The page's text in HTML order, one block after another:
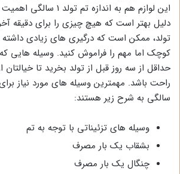
این لوازم هم به اندازه تم
دلیل بهتر است که هیچ چیزی را برای دقیقه آخر
تولد، ممکن است که درگیری های زیادی داشته
کوچک اما مهم را فراموش کنید. وسیله هایی
حداقل از سه روز قبل از تولد بخرید تا
راحت باشد. مهمترین وسیله های مورد نیاز
سالگی به شرح زیر هستند:
وسیله های تزئیناتی با توجه به تم
بشقاب یک بار مصرف
چنگال یک بار مصرف